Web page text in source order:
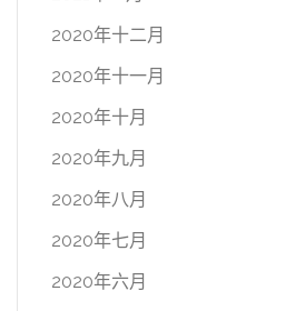
2020年十二月
2020年十一月
2020年十月
2020年九月
2020年八月
2020年七月
2020年六月